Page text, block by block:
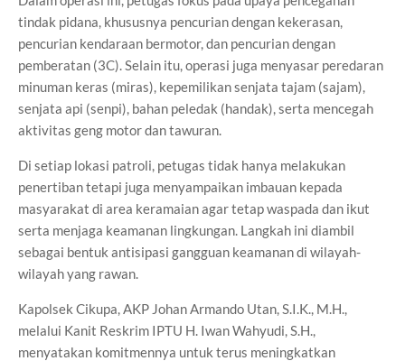
tindak pidana, khususnya pencurian dengan kekerasan,
pencurian kendaraan bermotor, dan pencurian dengan
pemberatan (3C). Selain itu, operasi juga menyasar peredaran
minuman keras (miras), kepemilikan senjata tajam (sajam),
senjata api (senpi), bahan peledak (handak), serta mencegah
aktivitas geng motor dan tawuran.
Di setiap lokasi patroli, petugas tidak hanya melakukan
penertiban tetapi juga menyampaikan imbauan kepada
masyarakat di area keramaian agar tetap waspada dan ikut
serta menjaga keamanan lingkungan. Langkah ini diambil
sebagai bentuk antisipasi gangguan keamanan di wilayah-
wilayah yang rawan.
Kapolsek Cikupa, AKP Johan Armando Utan, S.I.K., M.H.,
melalui Kanit Reskrim IPTU H. Iwan Wahyudi, S.H.,
menyatakan komitmennya untuk terus meningkatkan